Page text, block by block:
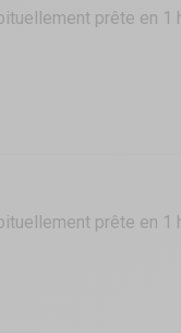
prête en 1
prête en 1